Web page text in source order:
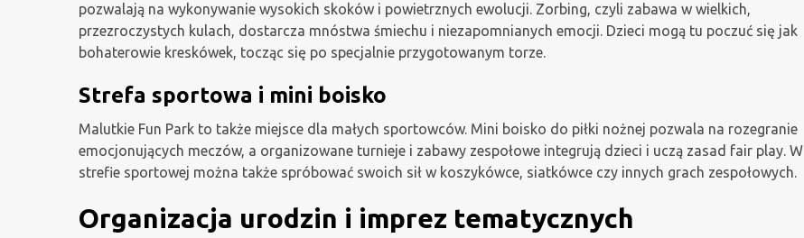
pozwalają na wykonywanie wysokich skoków i powietrznych ewolucji. Zorbing, czyli zabawa w wielkich,
przezroczystych kulach, dostarcza mnóstwa śmiechu i niezapomnianych emocji. Dzieci mogą tu poczuć się jak
bohaterowie kreskówek, tocząc się po specjalnie przygotowanym torze.
Strefa sportowa i mini boisko
Malutkie Fun Park to także miejsce dla małych sportowców. Mini boisko do piłki nożnej pozwala na rozegranie
emocjonujących meczów, a organizowane turnieje i zabawy zespołowe integrują dzieci i uczą zasad fair play. W
strefie sportowej można także spróbować swoich sił w koszykówce, siatkówce czy innych grach zespołowych.
Organizacja urodzin i imprez tematycznych